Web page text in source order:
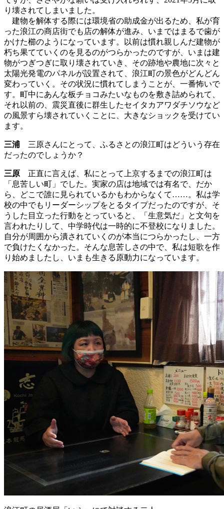
り壊されてしまいました。
建物を解体する際には環境省の助成金が出るため、私が育
った浪江の商店街でも店の解体が進み、いまではまるで歯が
かけた櫛のようになっています。以前は慣れ親しんだ建物が
朽ち果てていくのを見るのがつらかったのですが、いまは建
物がつぎつぎに取り壊されていき、その跡地や農地に次々と
太陽光発電のパネルが設置されて、浪江町の景色がどんどん
変わっていく。その状況に慣れてしまうことが、一番怖いで
す。町中にあんな板チョコみたいなものを敷き詰められて、
それ以前の、震災直後に群生したセイタカアワダチソウなど
の風景すら壊されていくことに、大きなショックを受けてい
ます。
三浦 三原さんにとって、ふるさとの浪江町はどういう存在
だったのでしょうか？
三原 正直に言えば、私にとって上京するまでの浪江町は
「息苦しい町」でした。実家の店は地域では有名で、だか
ら、どこで誰に見られているかもわからなくて……。私は学
校の中でもリーダーシップをとるタイプだったのですが、そ
うした目立った行動をとっていると、「生意気だ」と文句を
言われたりして、中学時代は一時的に不登校になりました。
自分が周囲から潰されていくのが本当につらかったし、一方
で負けたくなかった。そんな息苦しさの中で、私は短歌を作
り始めましたし、いまも生きる原動力になっています。